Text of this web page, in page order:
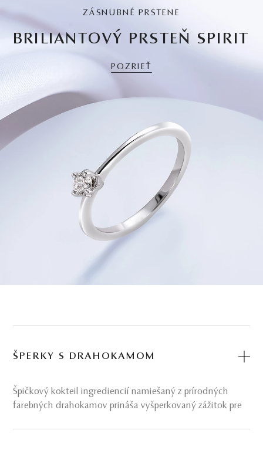
ZÁSNUBNÉ PRSTENE
BRILIANTOVÝ PRSTEŇ SPIRIT
POZRIEŤ
ŠPERKY S DRAHOKAMOM
Špičkový kokteil ingrediencií namiešaný z prírodných
farebných drahokamov prináša vyšperkovaný zážitok pre